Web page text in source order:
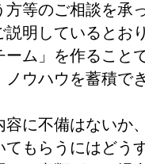
等のご相談を承
説明しているとお
ーム」を作ること
ノウハウを蓄積で
容に不備はないか
もらうにはどう